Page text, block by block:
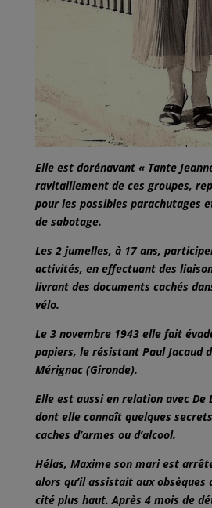
Elle est dorénavant « Tante
ravitaillement de ces groupes,
pour les possibles parachutages
de sabotage.
Les 2 jumelles, à 17 ans,
activités, en effectuant des
livrant des documents cachés
vélo.
Le 3 novembre 1943 elle fait
papiers, le résistant Paul Jacaud
Mérignac (Gironde).
Elle est aussi en relation avec De
dont elle connaît quelques
caches d’armes ou d’alcool.
Hélas, Maxime son mari est
alors qu’il assistait aux obsèques
cité plus haut. Après 4 mois de